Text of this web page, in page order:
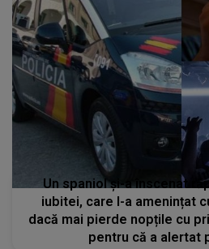
Un spaniol și-a înscenat
iubitei, care l-a amenințat
dacă mai pierde nopțile cu
pentru că a alertat